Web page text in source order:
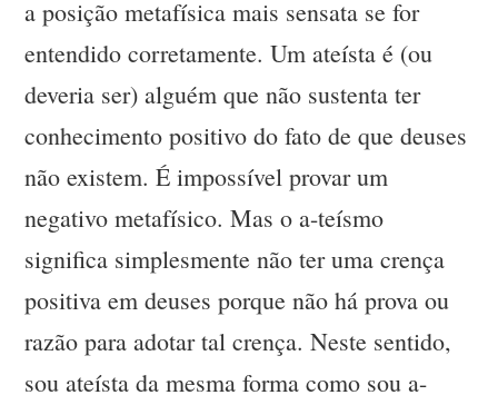
a posição metafísica mais sensata se for
entendido corretamente. Um ateísta é (ou
deveria ser) alguém que não sustenta ter
conhecimento positivo do fato de que deuses
não existem. É impossível provar um
negativo metafísico. Mas o a-teísmo
significa simplesmente não ter uma crença
positiva em deuses porque não há prova ou
razão para adotar tal crença. Neste sentido,
sou ateísta da mesma forma como sou a-